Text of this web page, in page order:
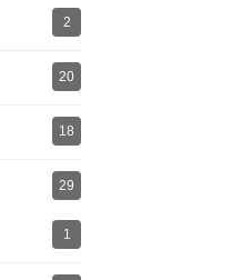
2
20
18
29
1